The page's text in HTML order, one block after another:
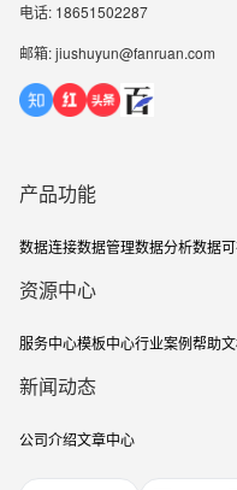
电话: 18651502287
邮箱: jiushuyun@fanruan.com
产品功能
数据连接数据管理数据分析数据
资源中心
服务中心模板中心行业案例帮助
新闻动态
公司介绍文章中心